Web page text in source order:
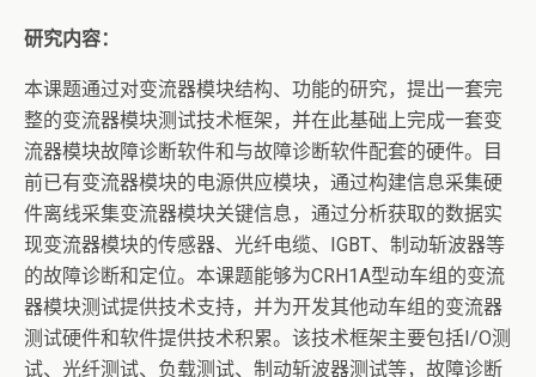
研究内容：
本课题通过对变流器模块结构、功能的研究，提出一套完
整的变流器模块测试技术框架，并在此基础上完成一套变
流器模块故障诊断软件和与故障诊断软件配套的硬件。目
前已有变流器模块的电源供应模块，通过构建信息采集硬
件离线采集变流器模块关键信息，通过分析获取的数据实
现变流器模块的传感器、光纤电缆、IGBT、制动斩波器等
的故障诊断和定位。本课题能够为CRH1A型动车组的变流
器模块测试提供技术支持，并为开发其他动车组的变流器
测试硬件和软件提供技术积累。该技术框架主要包括I/O测
试、光纤测试、负载测试、制动斩波器测试等，故障诊断